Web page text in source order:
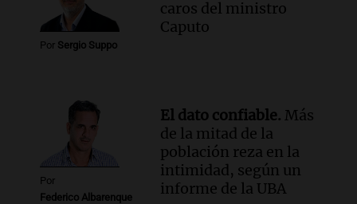
Por Sergio Suppo
caros del ministro
Caputo
Por
Federico Albarenque
El dato confiable. Más
de la mitad de la
población reza en la
intimidad, según un
informe de la UBA